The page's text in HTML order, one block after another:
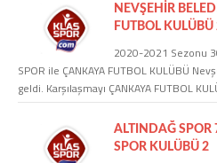
Künye
İletişim
Web Sürüme Geç
NEVŞEHİR
FUTBOL KULÜBÜ
2020-2021 Sezonu
SPOR ile ÇANKAYA FUTBOL KULÜBÜ
geldi. Karşılaşmayı ÇANKAYA FUTBOL
ALTINDAĞ SPOR
SPOR KULÜBÜ 2